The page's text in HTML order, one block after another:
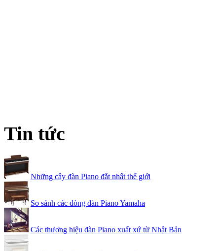
Tin tức
Những cây đàn Piano đắt nhất thế giới
So sánh các dòng đàn Piano Yamaha
Các thương hiệu đàn Piano xuất xứ từ Nhật Bản